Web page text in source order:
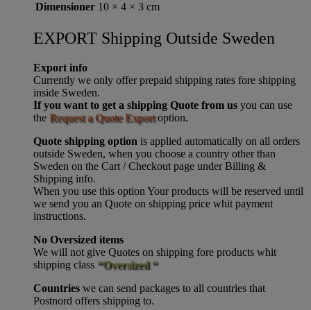
Dimensioner 10 × 4 × 3 cm
EXPORT Shipping Outside Sweden
Export info
Currently we only offer prepaid shipping rates fore shipping
inside Sweden.
If you want to get a shipping Quote from us you can use
the Request a Quote Exportoption.
Quote shipping option is applied automatically on all orders
outside Sweden, when you choose a country other than
Sweden on the Cart / Checkout page under Billing &
Shipping info.
When you use this option Your products will be reserved until
we send you an Quote on shipping price whit payment
instructions.
No Oversized items
We will not give Quotes on shipping fore products whit
shipping class “Oversized “
Countries we can send packages to all countries that
Postnord offers shipping to.